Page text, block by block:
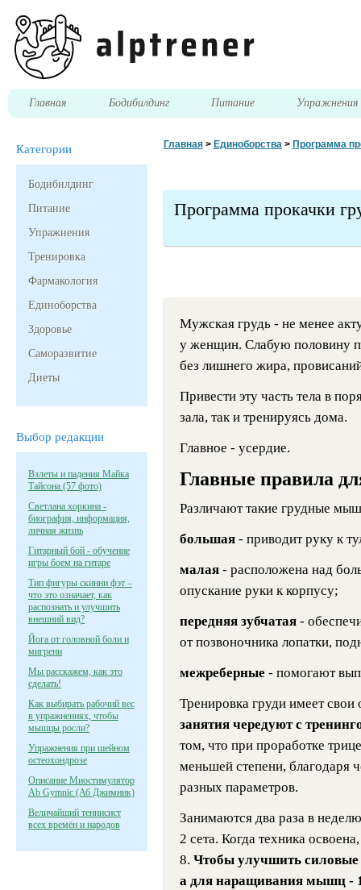
Главная Бодибилдинг Питание Упражнения
Категории
Бодибилдинг
Питание
Упражнения
Тренировка
Фармакология
Единоборства
Здоровье
Саморазвитие
Диеты
Выбор редакции
Взлеты и падения Майка
Тайсона (57 фото)
Светлана хоркина -
биография, информация,
личная жизнь
Гитарный бой - обучение
игры боем на гитаре
Тип фигуры скинни фэт –
что это означает, как
распознать и улучшить
внешний вид?
Йога от головной боли и
мигрени
Мы расскажем, как это
сделать!
Как выбирать рабочий вес
в упражнениях, чтобы
мышцы росли?
Упражнения при шейном
остеохондрозе
Описание Миостимулятор
Ab Gymnic (Аб Джимник)
Величайший теннисист
всех времён и народов
Главная> Единоборства > Программа
Программа прокачки
Мужская грудь - не менее
у женщин. Слабую половину
без лишнего жира,
Привести эту часть тела в
зала, так и тренируясь дома.
Главное - усердие.
Главные правила
Различают такие грудные
большая - приводит руку к
малая - расположена над
опускание руки к корпусу;
передняя зубчатая -
от позвоночника лопатки,
межреберные - помогают
Тренировка груди имеет
занятия чередуют с
том, что при проработке
меньшей степени, благодаря
разных параметров.
Занимаются два раза в
2 сета. Когда техника
8. Чтобы улучшить силовые
а для наращивания мышц -